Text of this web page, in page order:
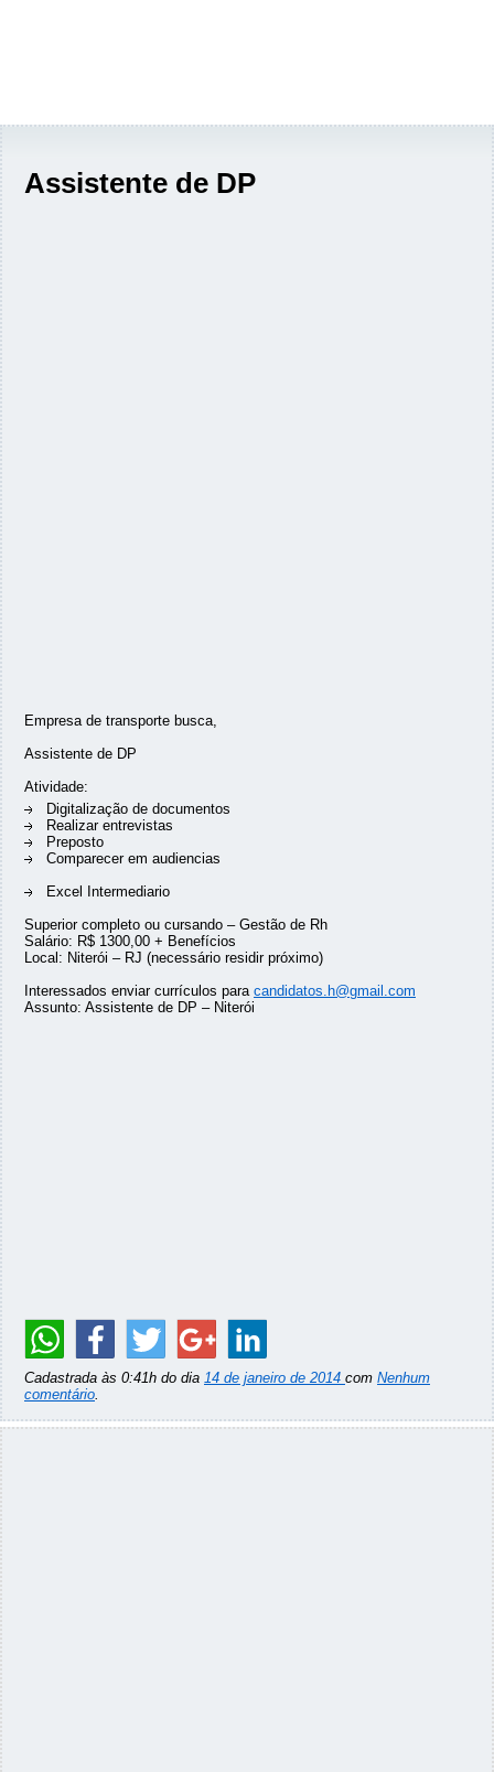
Assistente de DP
Empresa de transporte busca,
Assistente de DP
Atividade:
Digitalização de documentos
Realizar entrevistas
Preposto
Comparecer em audiencias
Excel Intermediario
Superior completo ou cursando – Gestão de Rh
Salário: R$ 1300,00 + Benefícios
Local: Niterói – RJ (necessário residir próximo)
Interessados enviar currículos para candidatos.h@gmail.com
Assunto: Assistente de DP – Niterói
Cadastrada às 0:41h do dia 14 de janeiro de 2014 com Nenhum
comentário.